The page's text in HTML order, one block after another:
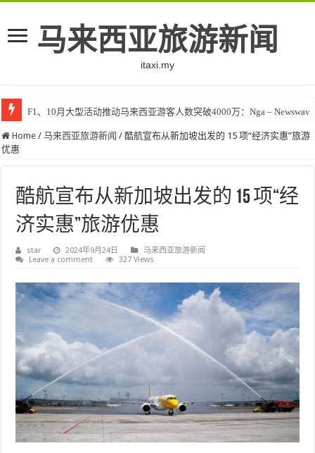
马来西亚旅游新闻
itaxi.my
F1、10月大型活动推动马来西亚游客人数突破4000万：Nga – Newswav
Klook客路将印度和中东创作者聚集在马来西亚 – TravelBiz Monitor
Home / 马来西亚旅游新闻 / 酷航宣布从新加坡出发的 15 项“经济实惠”旅游
优惠
酷航宣布从新加坡出发的 15 项“经
济实惠”旅游优惠
star 2024年9月24日
马来西亚旅游新闻
Leave a comment
327 Views